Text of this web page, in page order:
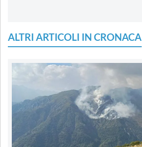
ALTRI ARTICOLI IN CRONACA